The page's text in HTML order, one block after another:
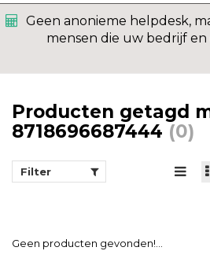
Geen anonieme helpdesk,
mensen die uw bedrijf
Producten getagd
8718696687444 (0)
Filter
Geen producten gevonden!...